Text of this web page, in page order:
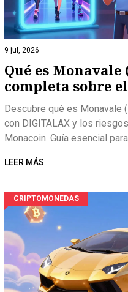
9 jul, 2026
Qué es
completa sobre
y confusión con
Descubre qué es Monavale
con DIGITALAX y los
Monacoin. Guía esencial
LEER MÁS
CRIPTOMONEDAS